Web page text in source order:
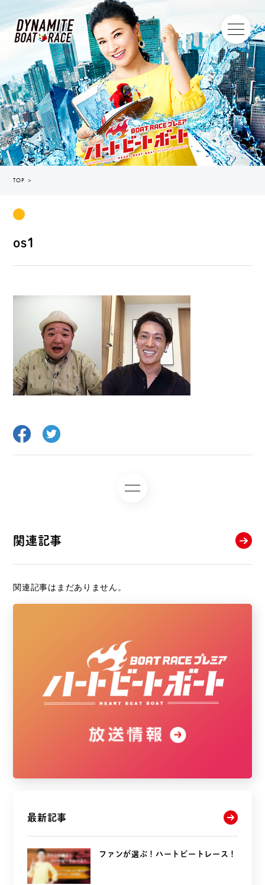
TOP ＞
os1
関連記事
関連記事はまだありません。
最新記事
ファンが選ぶ！ハートビートレース！